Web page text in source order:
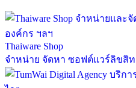
Thaiware Shop
จำหน่าย จัดหา ซอฟต์แวร์ลิขสิ